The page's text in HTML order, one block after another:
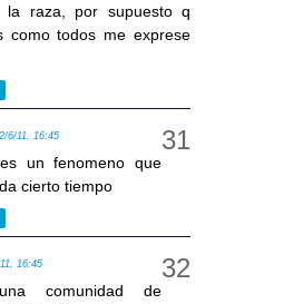
la raza, por supuesto q
como todos me exprese
6/11, 16:45
un fenomeno que
cierto tiempo
16:45
comunidad de